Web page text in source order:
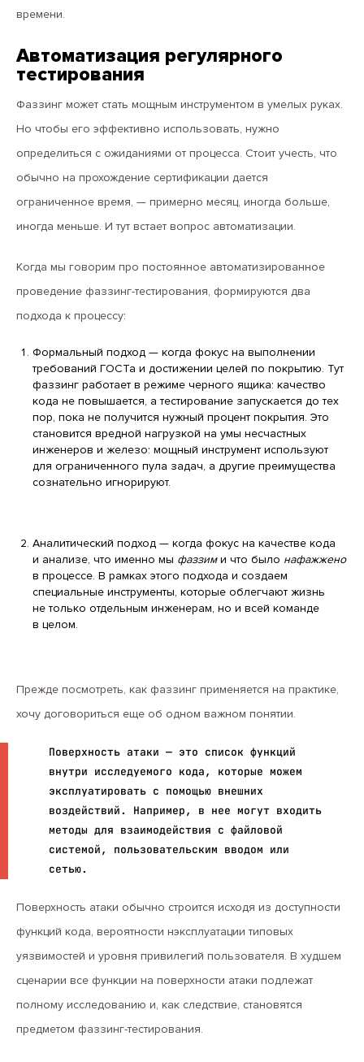
времени.
Автоматизация регулярного
тестирования
Фаззинг может стать мощным инструментом в умелых руках.
Но чтобы его эффективно использовать, нужно
определиться с ожиданиями от процесса. Стоит учесть, что
обычно на прохождение сертификации дается
ограниченное время, — примерно месяц, иногда больше,
иногда меньше. И тут встает вопрос автоматизации.
Когда мы говорим про постоянное автоматизированное
проведение фаззинг-тестирования, формируются два
подхода к процессу:
Формальный подход — когда фокус на выполнении
требований ГОСТа и достижении целей по покрытию. Тут
фаззинг работает в режиме черного ящика: качество
кода не повышается, а тестирование запускается до тех
пор, пока не получится нужный процент покрытия. Это
становится вредной нагрузкой на умы несчастных
инженеров и железо: мощный инструмент используют
для ограниченного пула задач, а другие преимущества
сознательно игнорируют.
Аналитический подход — когда фокус на качестве кода
и анализе, что именно мы фаззими что было нафажжено
в процессе. В рамках этого подхода и создаем
специальные инструменты, которые облегчают жизнь
не только отдельным инженерам, но и всей команде
в целом.
Прежде посмотреть, как фаззинг применяется на практике,
хочу договориться еще об одном важном понятии.
Поверхность атаки — это список функций
внутри исследуемого кода, которые можем
эксплуатировать с помощью внешних
воздействий. Например, в нее могут входить
методы для взаимодействия с файловой
системой, пользовательским вводом или
сетью.
Поверхность атаки обычно строится исходя из доступности
функций кода, вероятности нэксплуатации типовых
уязвимостей и уровня привилегий пользователя. В худшем
сценарии все функции на поверхности атаки подлежат
полному исследованию и, как следствие, становятся
предметом фаззинг-тестирования.